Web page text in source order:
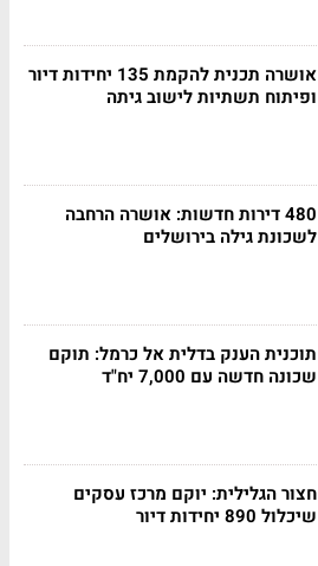
אושרה תכנית להקמת 135 יחידות דיור
ופיתוח תשתיות לישוב גיתה
480 דירות חדשות: אושרה הרחבה
לשכונת גילה בירושלים
תוכנית הענק בדלית אל כרמל: תוקם
שכונה חדשה עם 7,000 יח"ד
חצור הגלילית: יוקם מרכז עסקים
שיכלול 890 יחידות דיור